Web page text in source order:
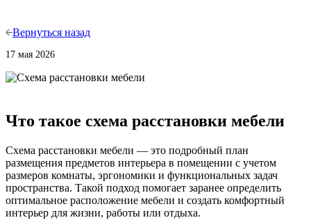
Вернуться назад
17 мая 2026
Что такое схема расстановки мебели
Схема расстановки мебели — это подробный план
размещения предметов интерьера в помещении с учетом
размеров комнаты, эргономики и функциональных задач
пространства. Такой подход помогает заранее определить
оптимальное расположение мебели и создать комфортный
интерьер для жизни, работы или отдыха.